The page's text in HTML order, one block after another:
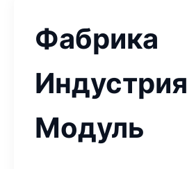
Фабрика
Индустрия
Модуль